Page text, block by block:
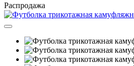
Распродажа